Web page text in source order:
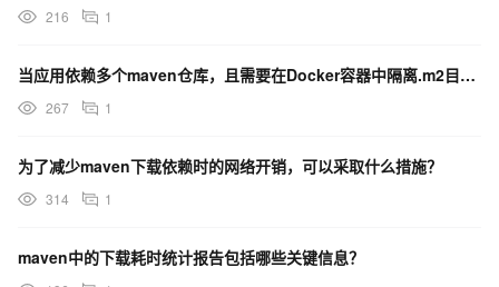
216 1
当应用依赖多个maven仓库，且需要在Docker容器中隔离.m2目录时，如何解决这一问题？
267 1
为了减少maven下载依赖时的网络开销，可以采取什么措施？
314 1
maven中的下载耗时统计报告包括哪些关键信息？